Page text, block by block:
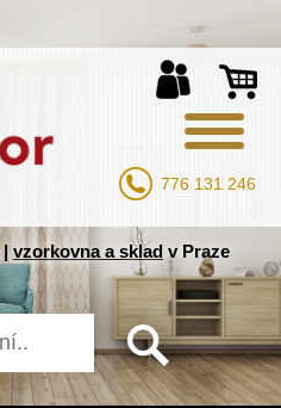
776 131 246
| vzorkovna a sklad v Praze